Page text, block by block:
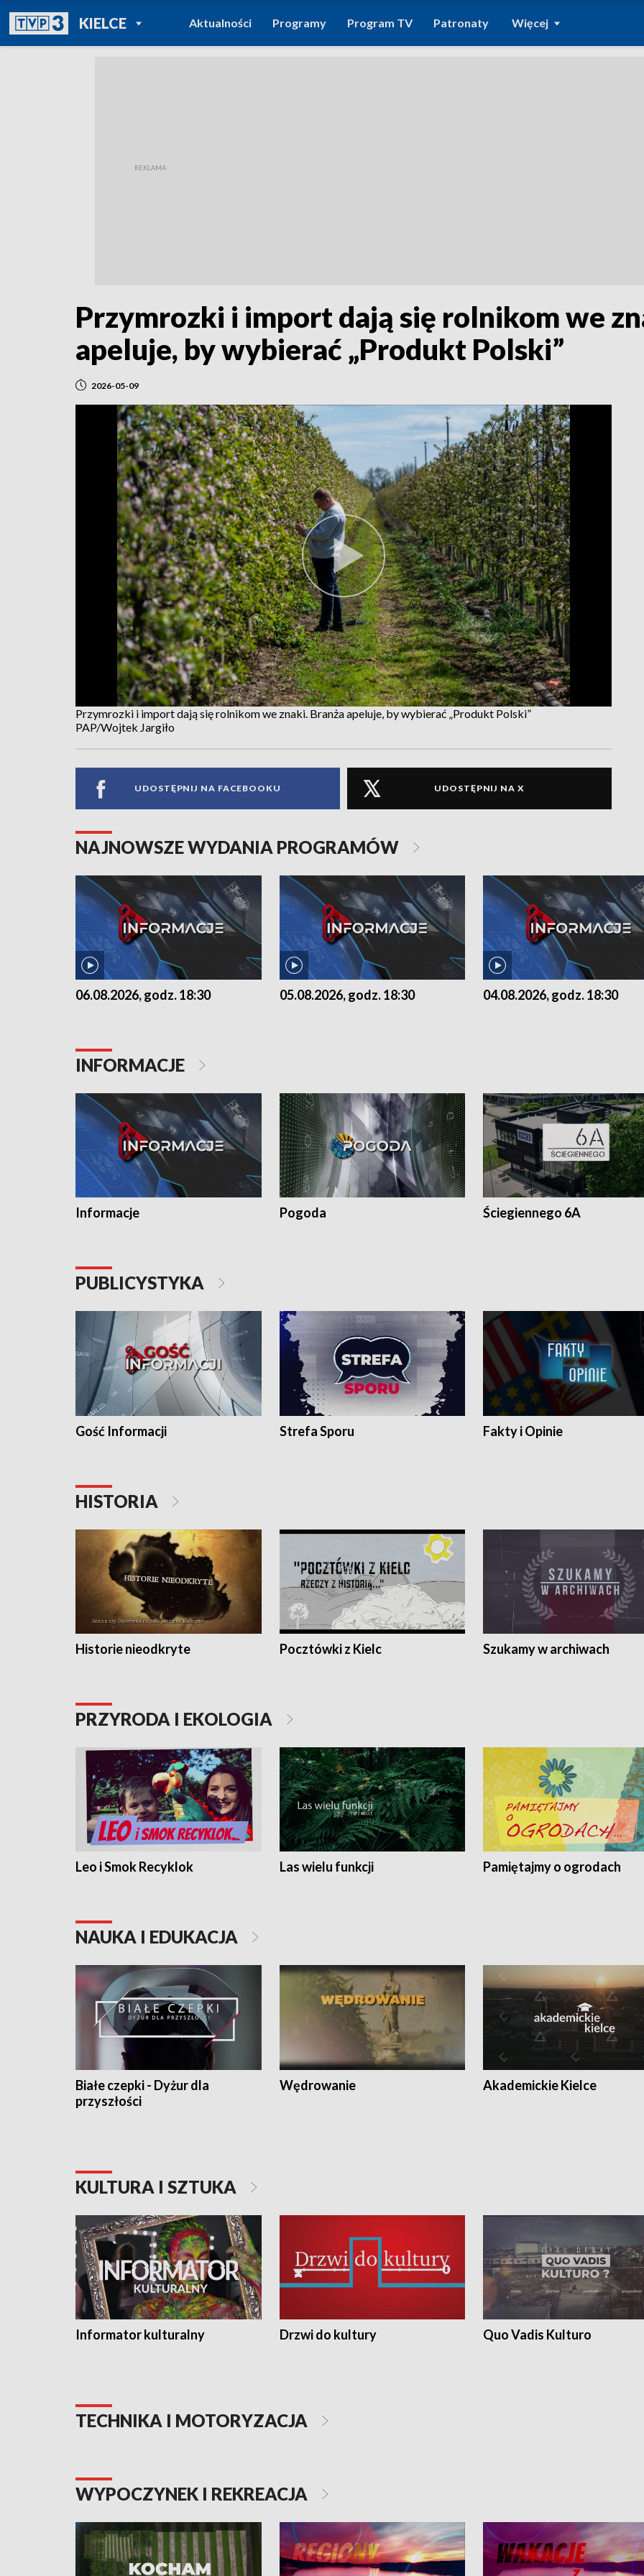
KIELCEPOWRÓT DO
TVP REGIONY
Aktualności Programy Program TV Patronaty Więcej
Przymrozki i import dają się rolnikom we
apeluje, by wybierać „Produkt Polski”
2026-05-09
Przymrozki i import dają się rolnikom we znaki. Branża apeluje, by wybierać „Produkt Polski”
PAP/Wojtek Jargiło
UDOSTĘPNIJ NA FACEBOOKU UDOSTĘPNIJ NA X
NAJNOWSZE WYDANIA PROGRAMÓW
06.08.2026, godz. 18:30 05.08.2026, godz. 18:30 04.08.2026, godz. 18:30
INFORMACJE
Informacje Pogoda Ściegiennego 6A
PUBLICYSTYKA
Gość Informacji Strefa Sporu Fakty i Opinie
HISTORIA
Historie nieodkryte Pocztówki z Kielc Szukamy w archiwach
PRZYRODA I EKOLOGIA
Leo i Smok Recyklok Las wielu funkcji Pamiętajmy o ogrodach
NAUKA I EDUKACJA
Białe czepki - Dyżur dla
przyszłości
Wędrowanie Akademickie Kielce
KULTURA I SZTUKA
Informator kulturalny Drzwi do kultury Quo Vadis Kulturo
TECHNIKA I MOTORYZACJA
WYPOCZYNEK I REKREACJA